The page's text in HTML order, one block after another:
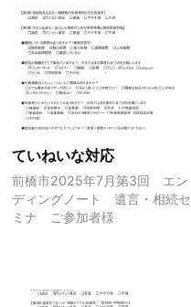
ていねいな対応
前橋市2025年7月第3回 エン
ディングノート 遺言・相続セ
ミナ ご参加者様